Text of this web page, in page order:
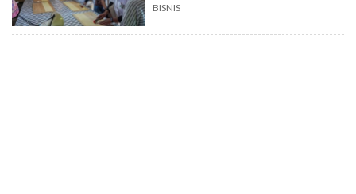
BISNIS